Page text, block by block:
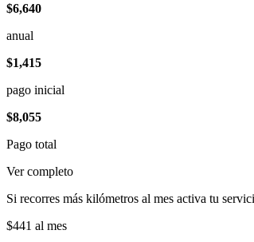
$6,640
anual
$1,415
pago inicial
$8,055
Pago total
Ver completo
Si recorres más kilómetros al mes activa tu
$441 al mes